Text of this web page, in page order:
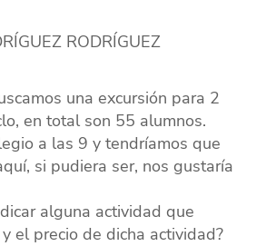
RODRÍGUEZ
una excursión para 2
en total son 55 alumnos.
a las 9 y tendríamos que
si pudiera ser, nos gustaría
alguna actividad que
el precio de dicha actividad?